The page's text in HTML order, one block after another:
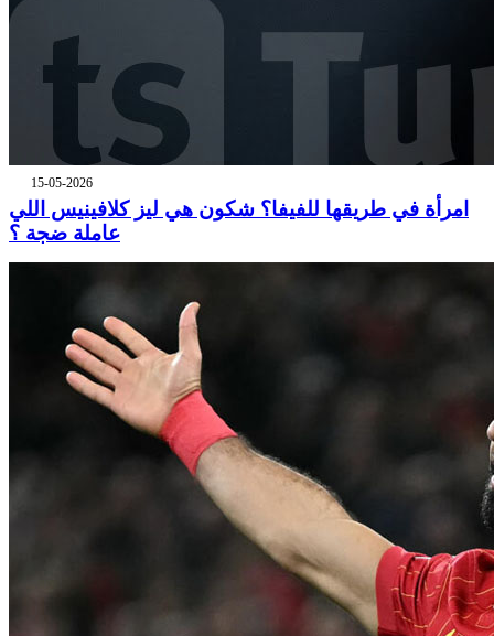
15-05-2026
امرأة في طريقها للفيفا؟ شكون هي ليز كلافينيس اللي
عاملة ضجة ؟